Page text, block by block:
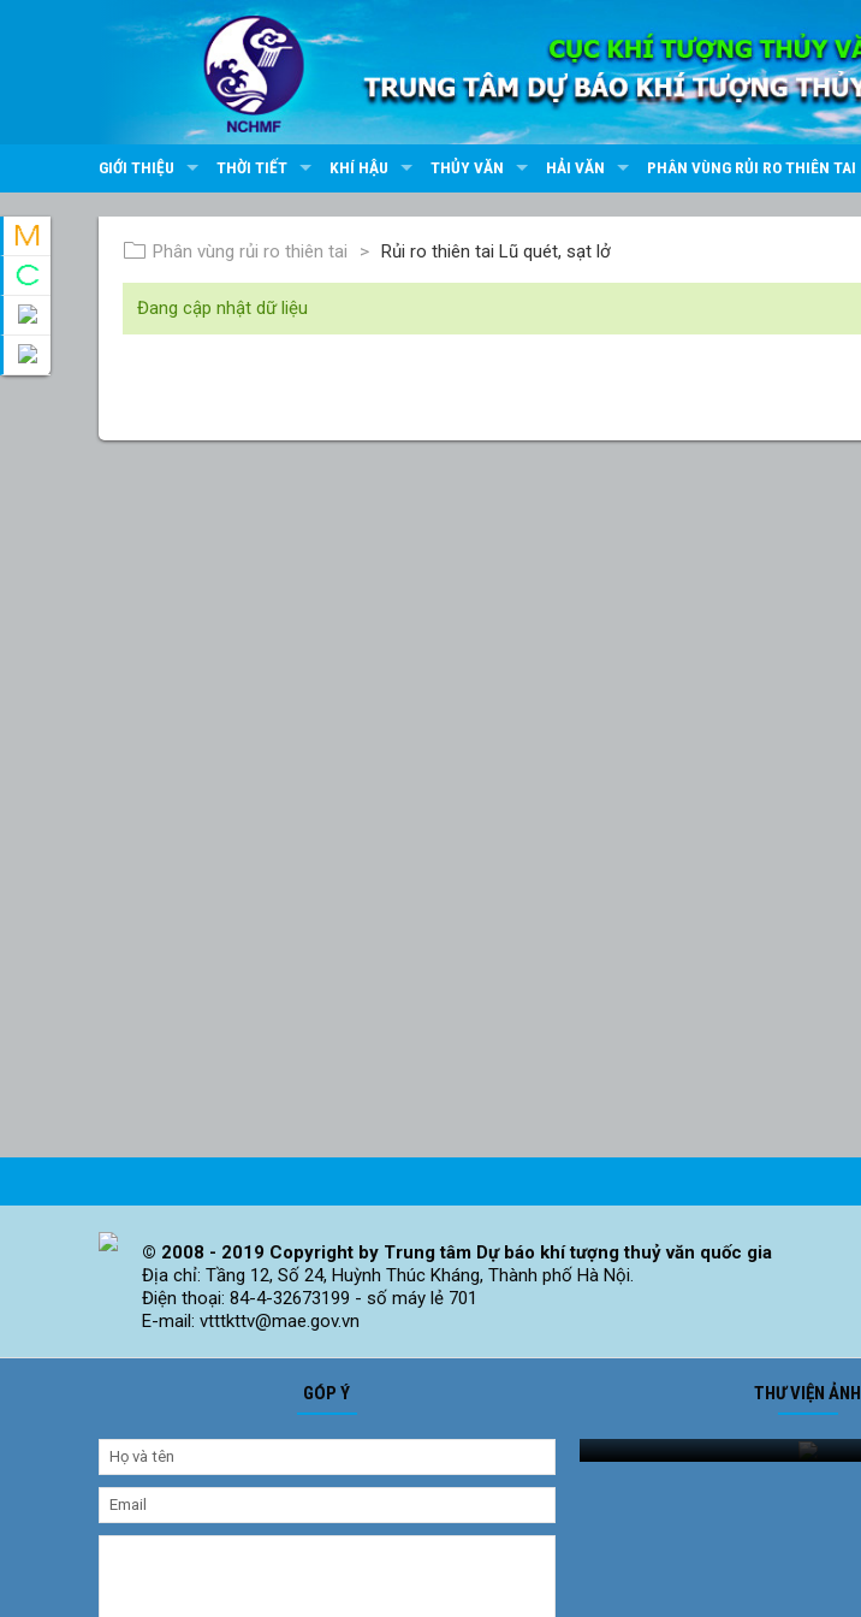
GIỚI THIỆU THỜI TIẾT KHÍ HẬU THỦY VĂN HẢI VĂN PHÂN VÙNG RỦI RO THIÊN TAI
Phân vùng rủi ro thiên tai Rủi ro thiên tai Lũ quét, sạt lở
Đang cập nhật dữ liệu
© 2008 - 2019 Copyright by Trung tâm Dự báo khí tượng thuỷ văn quốc gia
Địa chỉ: Tầng 12, Số 24, Huỳnh Thúc Kháng, Thành phố Hà Nội.
Điện thoại: 84-4-32673199 - số máy lẻ 701
E-mail: vtttkttv@mae.gov.vn
GÓP Ý
THƯ VIỆN ẢNH